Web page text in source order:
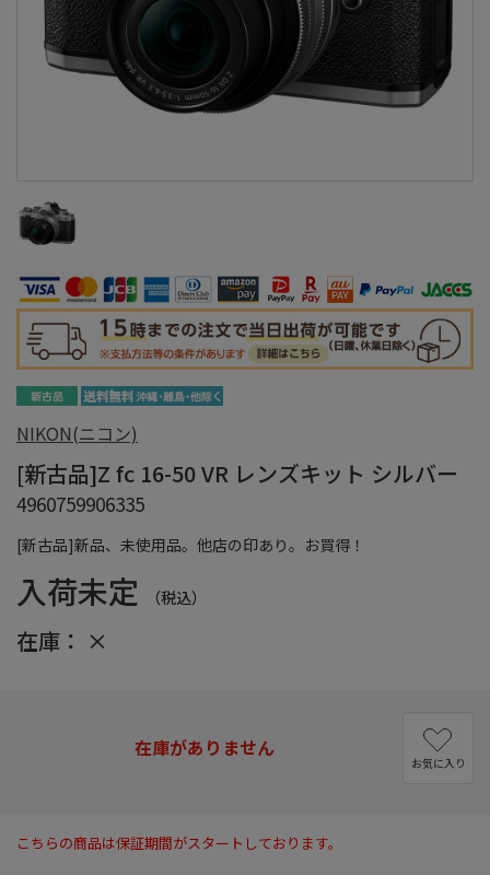
[新古品]新品、未使用品。他店の印あり。お買得！
NIKON(ニコン)
[新古品]Z fc 16-50 VR レンズキット シルバー
4960759906335
入荷未定 （税込）
在庫： ×
在庫がありません
お気に入り
こちらの商品は保証期間がスタートしております。